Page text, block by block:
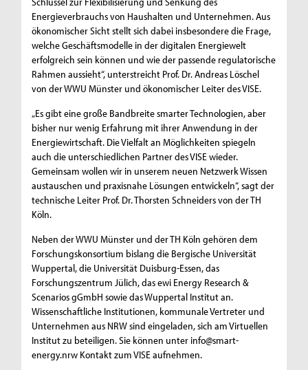
Energieverbrauchs von Haushalten und Unternehmen. Aus
ökonomischer Sicht stellt sich dabei insbesondere die Frage,
welche Geschäftsmodelle in der digitalen Energiewelt
erfolgreich sein können und wie der passende regulatorische
Rahmen aussieht“, unterstreicht Prof. Dr. Andreas Löschel
von der WWU Münster und ökonomischer Leiter des VISE.
„Es gibt eine große Bandbreite smarter Technologien, aber
bisher nur wenig Erfahrung mit ihrer Anwendung in der
Energiewirtschaft. Die Vielfalt an Möglichkeiten spiegeln
auch die unterschiedlichen Partner des VISE wieder.
Gemeinsam wollen wir in unserem neuen Netzwerk Wissen
austauschen und praxisnahe Lösungen entwickeln“, sagt der
technische Leiter Prof. Dr. Thorsten Schneiders von der TH
Köln.
Neben der WWU Münster und der TH Köln gehören dem
Forschungskonsortium bislang die Bergische Universität
Wuppertal, die Universität Duisburg-Essen, das
Forschungszentrum Jülich, das ewi Energy Research &
Scenarios gGmbH sowie das Wuppertal Institut an.
Wissenschaftliche Institutionen, kommunale Vertreter und
Unternehmen aus NRW sind eingeladen, sich am Virtuellen
Institut zu beteiligen. Sie können unter info@smart-
energy.nrw Kontakt zum VISE aufnehmen.